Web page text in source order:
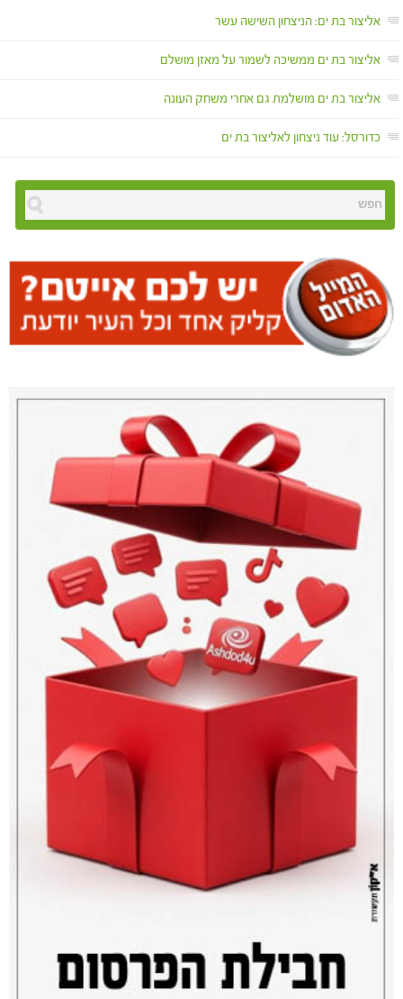
אליצור בת ים: הניצחון השישה עשר
אליצור בת ים ממשיכה לשמור על מאזן מושלם
אליצור בת ים מושלמת גם אחרי משחק העונה
כדורסל: עוד ניצחון לאליצור בת ים